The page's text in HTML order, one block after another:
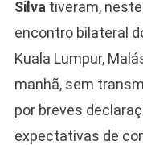
Silva tiveram,
encontro bilateral
Kuala Lumpur,
manhã, sem
por breves
expectativas de